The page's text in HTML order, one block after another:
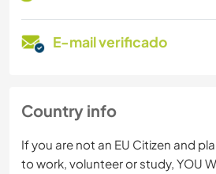
E-mail verificado
Country info
If you are not an EU Citizen and
to work, volunteer or study, YOU